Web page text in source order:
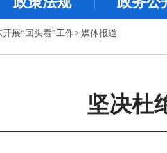
展“回头看”工作> 媒体报道
坚决杜